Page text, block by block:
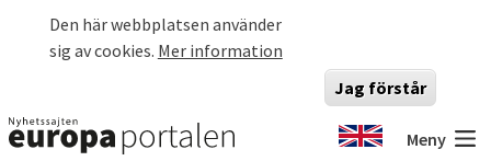
Den här webbplatsen använder
sig av cookies. Mer information
Jag förstår
Meny